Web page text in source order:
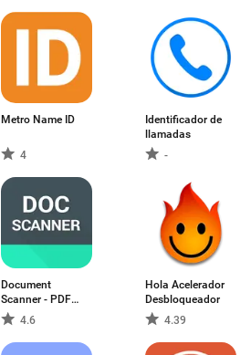
Metro Name ID
4
Identificador de
llamadas
-
Document
Scanner - PDF
Creator
4.6
Hola Acelerador
Desbloqueador
4.39